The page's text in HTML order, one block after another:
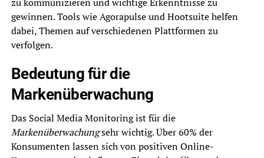
gewinnen. Tools wie Agorapulse und Hootsuite helfen
dabei, Themen auf verschiedenen Plattformen zu
verfolgen.
Bedeutung für die
Markenüberwachung
Das Social Media Monitoring ist für die
Markenüberwachungsehr wichtig. Über 60% der
Konsumenten lassen sich von positiven Online-